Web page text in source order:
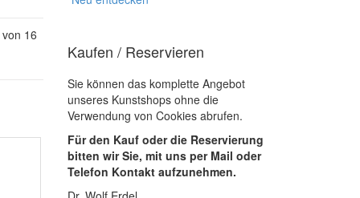
16
Kaufen / Reservieren
Sie können das komplette Angebot
unseres Kunstshops ohne die
Verwendung von Cookies abrufen.
Für den Kauf oder die Reservierung
bitten wir Sie, mit uns per Mail oder
Telefon Kontakt aufzunehmen.